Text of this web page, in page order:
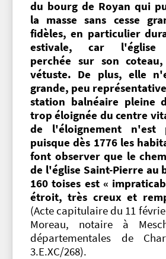
du bourg de Royan qui
la masse sans cesse
fidèles, en particulier
estivale, car l'église
perchée sur son
vétuste. De plus, elle
grande, peu
station balnéaire pleine
trop éloignée du centre
de l'éloignement n'est
puisque dès 1776 les
font observer que le
de l'église Saint-Pierre au
160 toises est «
étroit, très creux et
(Acte capitulaire du 11
Moreau, notaire à
départementales de
3.E.XC/268).